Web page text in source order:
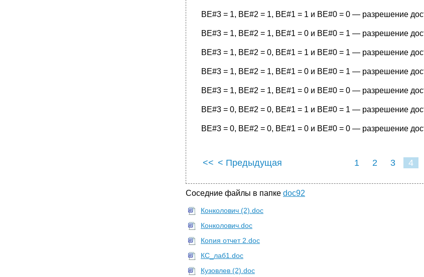
BE#3 = 1, BE#2 = 1, BE#1 = 1 и BE#0 = 0 — разрешение
BE#3 = 1, BE#2 = 1, BE#1 = 0 и BE#0 = 1 — разрешение
BE#3 = 1, BE#2 = 0, BE#1 = 1 и BE#0 = 1 — разрешение
BE#3 = 1, BE#2 = 1, BE#1 = 0 и BE#0 = 1 — разрешение
BE#3 = 1, BE#2 = 1, BE#1 = 0 и BE#0 = 0 — разрешение
BE#3 = 0, BE#2 = 0, BE#1 = 1 и BE#0 = 1 — разрешение
BE#3 = 0, BE#2 = 0, BE#1 = 0 и BE#0 = 0 — разрешение
<< < Предыдущая 1 2 3 4
Соседние файлы в папке doc92
Конколович (2).doc
Конколович.doc
Копия отчет 2.doc
КС_лаб1.doc
Кузовлев (2).doc